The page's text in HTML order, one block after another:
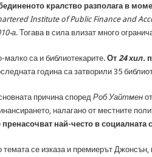
кралство разполага в
Institute of Public Finance and
а. Тогава в сила влизат много
малко са и библиотекарите. От 24 хил.
година са затворили 35
причина според Роб Уайтмен
налагано от местните
пренасочват най-често в социалната
темата се изказа и премиерът Джонсън,